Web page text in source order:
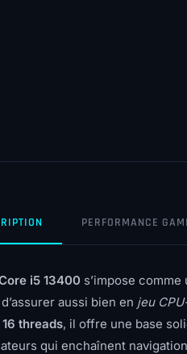
PERFORMANCE
i5 13400 s’impose
aussi bien en jeu
threads, il offre une base
qui enchaînent